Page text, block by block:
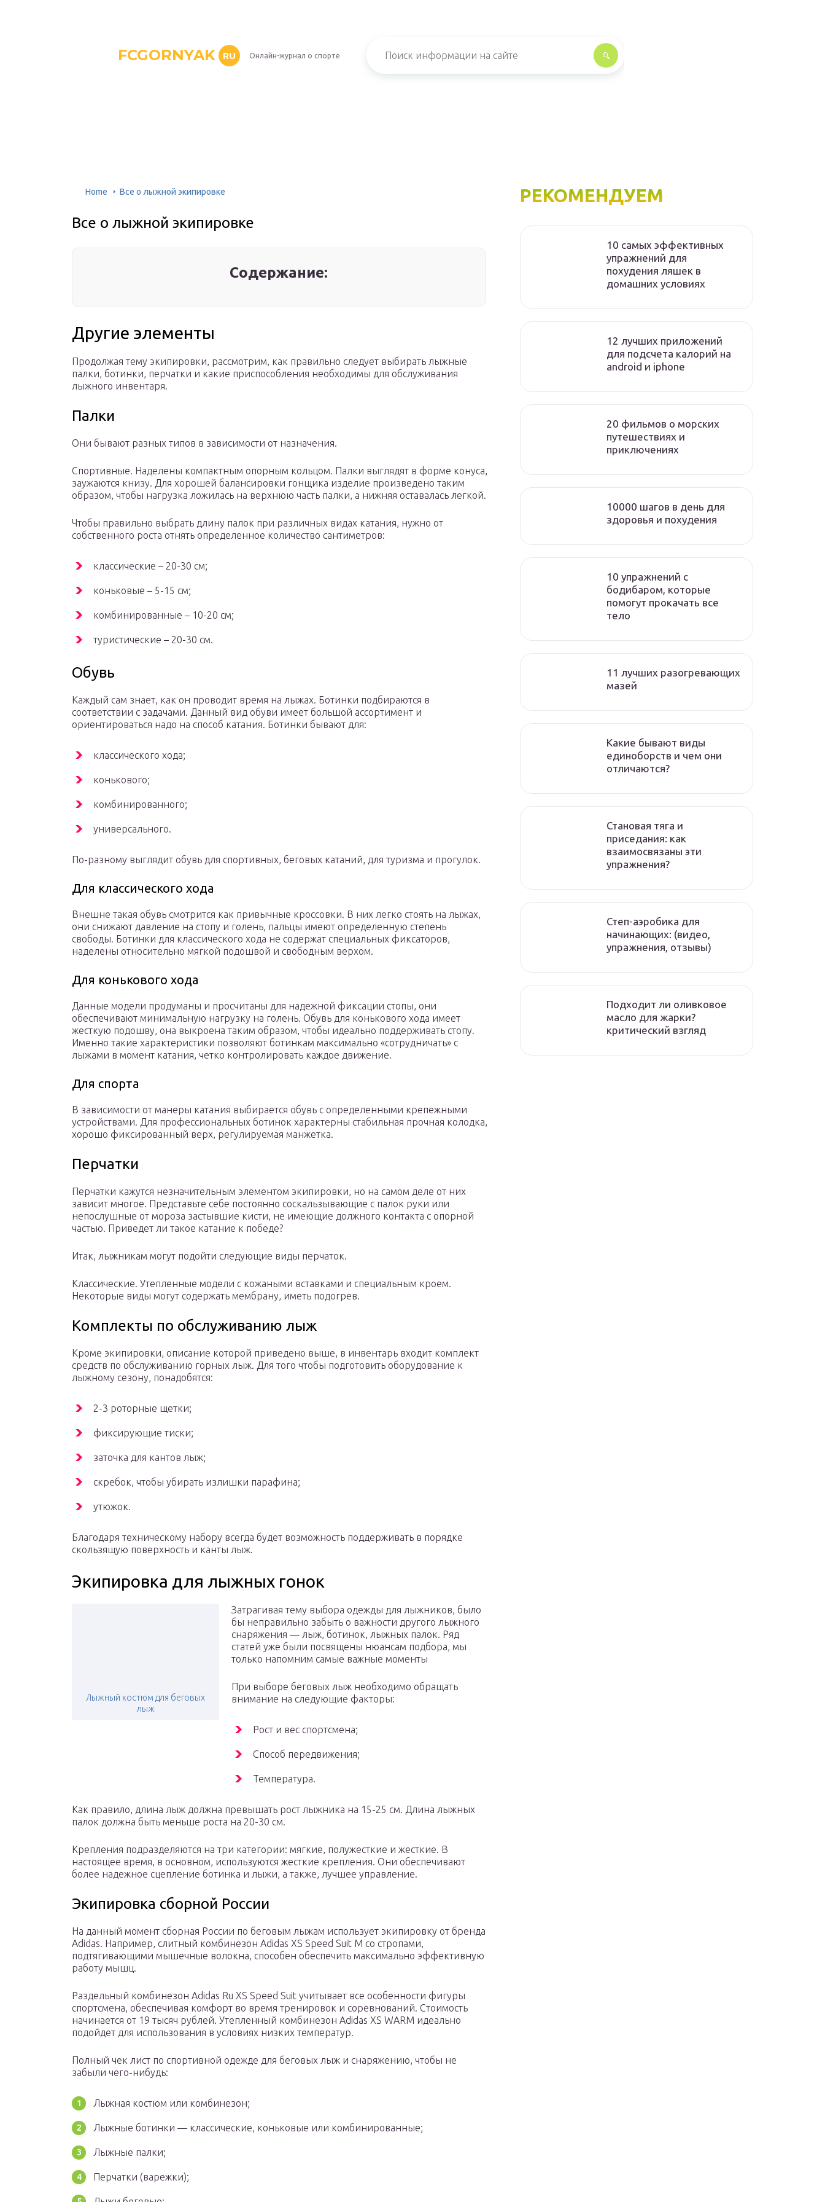
FCGORNYAK RU Онлайн-журнал о спорте
Home Все о лыжной экипировке
Все о лыжной экипировке
Содержание:
Другие элементы
Продолжая тему экипировки, рассмотрим, как правильно следует выбирать лыжные
палки, ботинки, перчатки и какие приспособления необходимы для обслуживания
лыжного инвентаря.
Палки
Они бывают разных типов в зависимости от назначения.
Спортивные. Наделены компактным опорным кольцом. Палки выглядят в форме конуса,
заужаются книзу. Для хорошей балансировки гонщика изделие произведено таким
образом, чтобы нагрузка ложилась на верхнюю часть палки, а нижняя оставалась легкой.
Чтобы правильно выбрать длину палок при различных видах катания, нужно от
собственного роста отнять определенное количество сантиметров:
классические – 20-30 см;
коньковые – 5-15 см;
комбинированные – 10-20 см;
туристические – 20-30 см.
Обувь
Каждый сам знает, как он проводит время на лыжах. Ботинки подбираются в
соответствии с задачами. Данный вид обуви имеет большой ассортимент и
ориентироваться надо на способ катания. Ботинки бывают для:
классического хода;
конькового;
комбинированного;
универсального.
По-разному выглядит обувь для спортивных, беговых катаний, для туризма и прогулок.
Для классического хода
Внешне такая обувь смотрится как привычные кроссовки. В них легко стоять на лыжах,
они снижают давление на стопу и голень, пальцы имеют определенную степень
свободы. Ботинки для классического хода не содержат специальных фиксаторов,
наделены относительно мягкой подошвой и свободным верхом.
Для конькового хода
Данные модели продуманы и просчитаны для надежной фиксации стопы, они
обеспечивают минимальную нагрузку на голень. Обувь для конькового хода имеет
жесткую подошву, она выкроена таким образом, чтобы идеально поддерживать стопу.
Именно такие характеристики позволяют ботинкам максимально «сотрудничать» с
лыжами в момент катания, четко контролировать каждое движение.
Для спорта
В зависимости от манеры катания выбирается обувь с определенными крепежными
устройствами. Для профессиональных ботинок характерны стабильная прочная колодка,
хорошо фиксированный верх, регулируемая манжетка.
Перчатки
Перчатки кажутся незначительным элементом экипировки, но на самом деле от них
зависит многое. Представьте себе постоянно соскальзывающие с палок руки или
непослушные от мороза застывшие кисти, не имеющие должного контакта с опорной
частью. Приведет ли такое катание к победе?
Итак, лыжникам могут подойти следующие виды перчаток.
Классические. Утепленные модели с кожаными вставками и специальным кроем.
Некоторые виды могут содержать мембрану, иметь подогрев.
Комплекты по обслуживанию лыж
Кроме экипировки, описание которой приведено выше, в инвентарь входит комплект
средств по обслуживанию горных лыж. Для того чтобы подготовить оборудование к
лыжному сезону, понадобятся:
2-3 роторные щетки;
фиксирующие тиски;
заточка для кантов лыж;
скребок, чтобы убирать излишки парафина;
утюжок.
Благодаря техническому набору всегда будет возможность поддерживать в порядке
скользящую поверхность и канты лыж.
Экипировка для лыжных гонок
Лыжный костюм для беговых
лыж
Затрагивая тему выбора одежды для лыжников, было
бы неправильно забыть о важности другого лыжного
снаряжения — лыж, ботинок, лыжных палок. Ряд
статей уже были посвящены нюансам подбора, мы
только напомним самые важные моменты
При выборе беговых лыж необходимо обращать
внимание на следующие факторы:
Рост и вес спортсмена;
Способ передвижения;
Температура.
Как правило, длина лыж должна превышать рост лыжника на 15-25 см. Длина лыжных
палок должна быть меньше роста на 20-30 см.
Крепления подразделяются на три категории: мягкие, полужесткие и жесткие. В
настоящее время, в основном, используются жесткие крепления. Они обеспечивают
более надежное сцепление ботинка и лыжи, а также, лучшее управление.
Экипировка сборной России
На данный момент сборная России по беговым лыжам использует экипировку от бренда
Adidas. Например, слитный комбинезон Adidas XS Speed Suit M со стропами,
подтягивающими мышечные волокна, способен обеспечить максимально эффективную
работу мышц.
Раздельный комбинезон Adidas Ru XS Speed Suit учитывает все особенности фигуры
спортсмена, обеспечивая комфорт во время тренировок и соревнований. Стоимость
начинается от 19 тысяч рублей. Утепленный комбинезон Adidas XS WARM идеально
подойдет для использования в условиях низких температур.
Полный чек лист по спортивной одежде для беговых лыж и снаряжению, чтобы не
забыли чего-нибудь:
Лыжная костюм или комбинезон;
Лыжные ботинки — классические, коньковые или комбинированные;
Лыжные палки;
Перчатки (варежки);
РЕКОМЕНДУЕМ
10 самых эффективных
упражнений для
похудения ляшек в
домашних условиях
12 лучших приложений
для подсчета калорий на
android и iphone
20 фильмов о морских
путешествиях и
приключениях
10000 шагов в день для
здоровья и похудения
10 упражнений с
бодибаром, которые
помогут прокачать все
тело
11 лучших разогревающих
мазей
Какие бывают виды
единоборств и чем они
отличаются?
Становая тяга и
приседания: как
взаимосвязаны эти
упражнения?
Степ-аэробика для
начинающих: (видео,
упражнения, отзывы)
Подходит ли оливковое
масло для жарки?
критический взгляд